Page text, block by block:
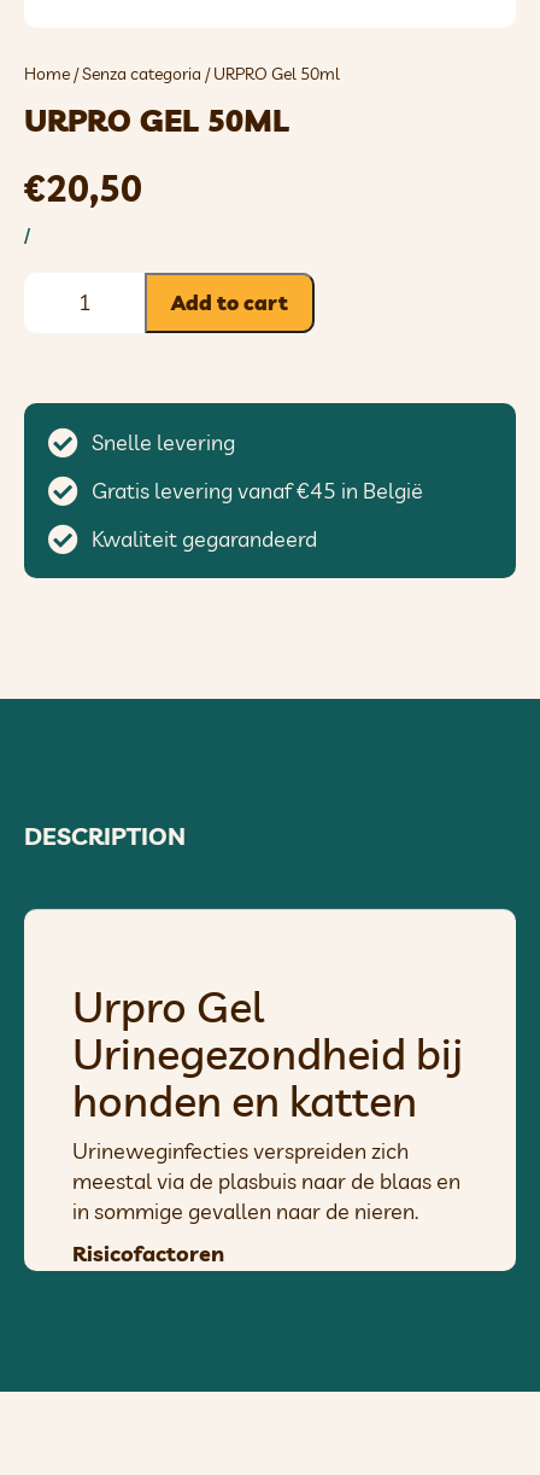
Home /Senza categoria / URPRO Gel 50ml
URPRO GEL 50ML
€20,50
/
Add to cart
Snelle levering
Gratis levering vanaf €45 in België
Kwaliteit gegarandeerd
DESCRIPTION
Urpro Gel
Urinegezondheid bij
honden en katten
Urineweginfecties verspreiden zich
meestal via de plasbuis naar de blaas en
in sommige gevallen naar de nieren.
Risicofactoren
afwijking van de onderste urinewegen